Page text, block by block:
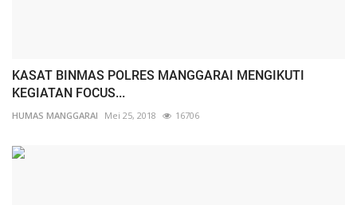
KASAT BINMAS POLRES MANGGARAI MENGIKUTI
KEGIATAN FOCUS...
HUMAS MANGGARAI Mei 25, 2018 16706